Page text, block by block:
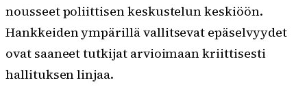
nousseet poliittisen keskustelun keskiöön.
Hankkeiden ympärillä vallitsevat epäselvyydet
ovat saaneet tutkijat arvioimaan kriittisesti
hallituksen linjaa.